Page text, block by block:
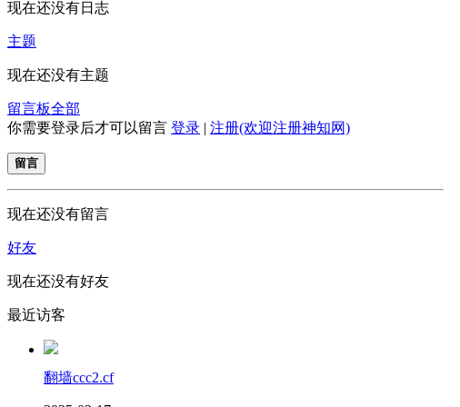
现在还没有日志
主题
现在还没有主题
留言板全部
你需要登录后才可以留言 登录 | 注册(欢迎注册神知网)
留言
现在还没有留言
好友
现在还没有好友
最近访客
翻墙ccc2.cf